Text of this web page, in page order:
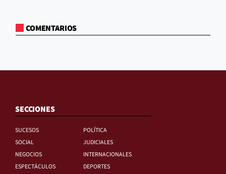
COMENTARIOS
SECCIONES
SUCESOS
POLÍTICA
SOCIAL
JUDICIALES
NEGOCIOS
INTERNACIONALES
ESPECTÁCULOS
DEPORTES